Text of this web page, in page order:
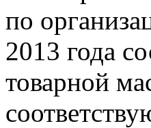
по
2013 года
товарной